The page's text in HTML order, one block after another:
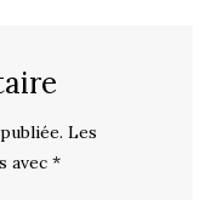
Les
avec *